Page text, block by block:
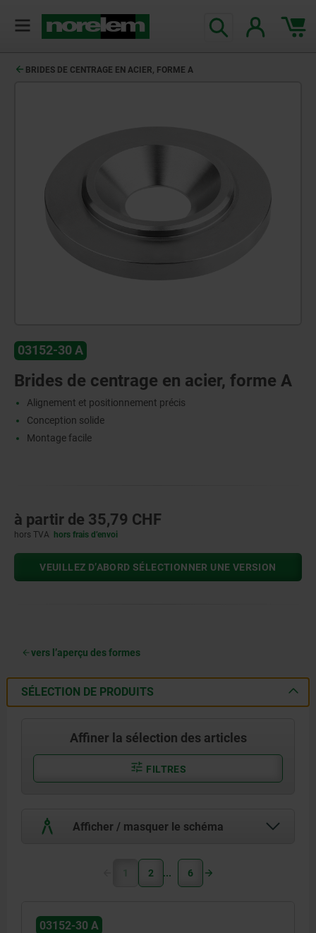
BRIDES DE CENTRAGE EN ACIER, FORME A
03152-30 A
Brides de centrage en acier, forme A
Alignement et positionnement précis
Conception solide
Montage facile
à partir de 35,79 CHF
hors TVA hors frais d’envoi
VEUILLEZ D’ABORD SÉLECTIONNER UNE VERSION
vers l’aperçu des formes
SÉLECTION DE PRODUITS
Affiner la sélection des articles
FILTRES
Afficher / masquer le schéma
1 2 6
03152-30 A